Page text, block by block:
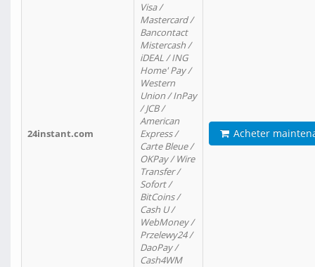
24instant.com
Visa /
Mastercard /
Bancontact
Mistercash /
iDEAL / ING
Home' Pay /
Western
Union / InPay
/ JCB /
American
Express /
Carte Bleue /
OKPay / Wire
Transfer /
Sofort /
BitCoins /
Cash U /
WebMoney /
Przelewy24 /
DaoPay /
Cash4WM
Acheter